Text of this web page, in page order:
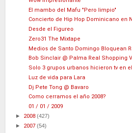
El mambo del Mafu "Pero limpio"
Concierto de Hip Hop Dominicano en
Desde el Figureo
Zero31 The Mixtape
Medios de Santo Domingo Bloquean
Bob Sinclair @ Palma Real Shopping
Solo 3 grupos urbanos hicieron tv en
Luz de vida para Lara
Dj Pete Tong @ Bavaro
Como cerramos el año 2008?
01 / 01 / 2009
► 2008 (427)
► 2007 (54)